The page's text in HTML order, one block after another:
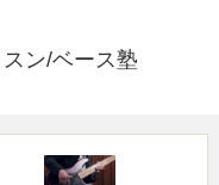
スン/ベース塾